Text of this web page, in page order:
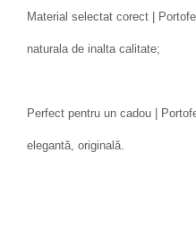
Material selectat corect |
naturala de inalta calitate;
Perfect pentru un cadou |
elegantă, originală.